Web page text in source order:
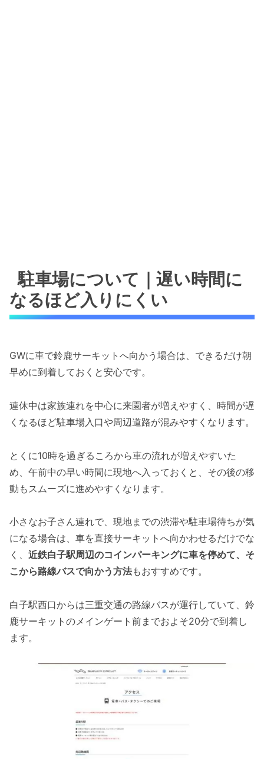
駐車場について｜遅い時間に
なるほど入りにくい
GWに車で鈴鹿サーキットへ向かう場合は、できるだけ朝
早めに到着しておくと安心です。
連休中は家族連れを中心に来園者が増えやすく、時間が遅
くなるほど駐車場入口や周辺道路が混みやすくなります。
とくに10時を過ぎるころから車の流れが増えやすいた
め、午前中の早い時間に現地へ入っておくと、その後の移
動もスムーズに進めやすくなります。
小さなお子さん連れで、現地までの渋滞や駐車場待ちが気
になる場合は、車を直接サーキットへ向かわせるだけでな
く、 近鉄白子駅周辺のコインパーキングに車を停めて、そ
こから路線バスで向かう方法もおすすめです。
白子駅西口からは三重交通の路線バスが運行していて、鈴
鹿サーキットのメインゲート前までおよそ20分で到着し
ます。